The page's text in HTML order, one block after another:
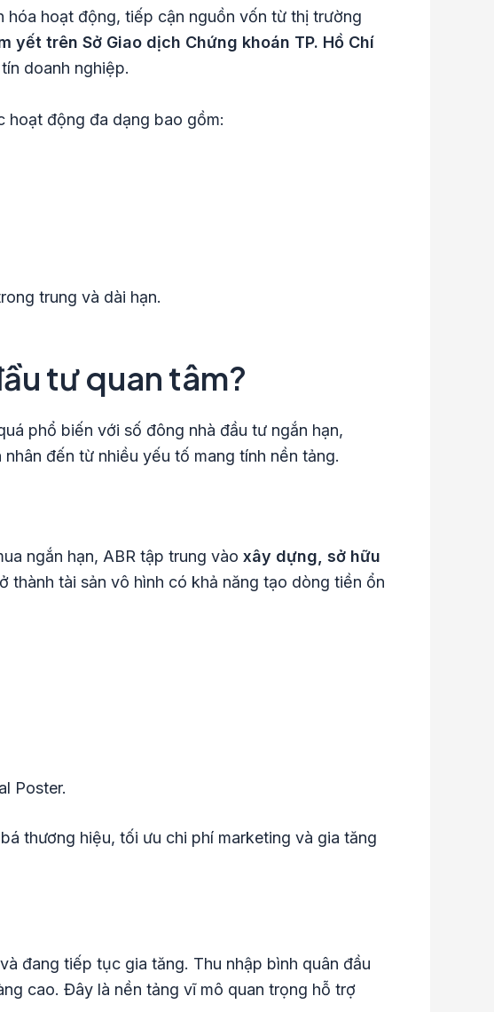
hóa hoạt động, tiếp cận nguồn vốn từ thị trường
yết trên Sở Giao dịch Chứng khoán TP. Hồ Chí
doanh nghiệp.
hoạt động đa dạng bao gồm:
trung và dài hạn.
tư quan tâm?
phổ biến với số đông nhà đầu tư ngắn hạn,
đến từ nhiều yếu tố mang tính nền tảng.
ngắn hạn, ABR tập trung vào xây dựng, sở hữu
thành tài sản vô hình có khả năng tạo dòng tiền ổn
Poster.
thương hiệu, tối ưu chi phí marketing và gia tăng
và đang tiếp tục gia tăng. Thu nhập bình quân đầu
cao. Đây là nền tảng vĩ mô quan trọng hỗ trợ